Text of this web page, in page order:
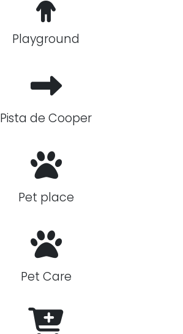
Playground
Pista de Cooper
Pet place
Pet Care